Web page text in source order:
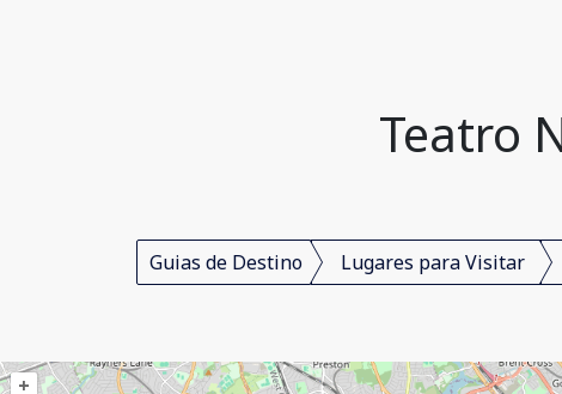
Teatro
Guias de Destino Lugares para Visitar
+